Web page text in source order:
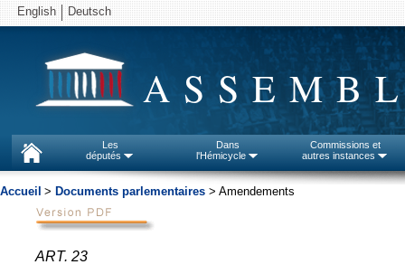
English Deutsch
Les
députés
Dans
l'Hémicycle
Commissions et
autres instances
Accueil > Documents parlementaires > Amendements
ART. 23